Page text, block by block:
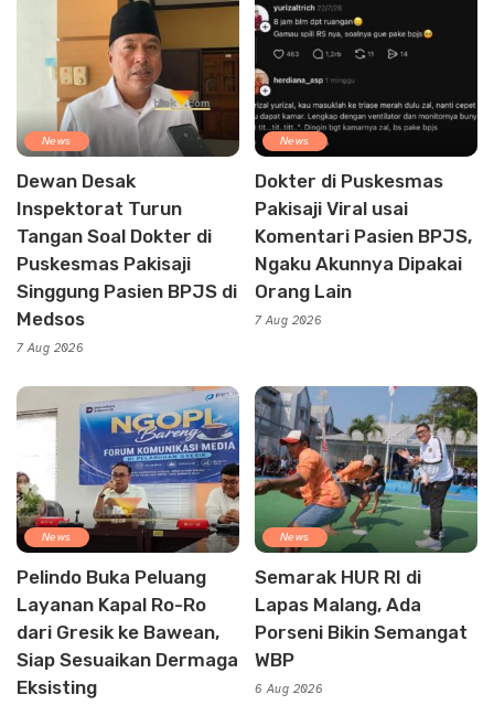
News
Dewan Desak
Inspektorat Turun
Tangan Soal Dokter di
Puskesmas Pakisaji
Singgung Pasien BPJS di
Medsos
7 Aug 2026
News
Dokter di Puskesmas
Pakisaji Viral usai
Komentari Pasien BPJS,
Ngaku Akunnya Dipakai
Orang Lain
7 Aug 2026
News
Pelindo Buka Peluang
Layanan Kapal Ro-Ro
dari Gresik ke Bawean,
Siap Sesuaikan Dermaga
Eksisting
News
Semarak HUR RI di
Lapas Malang, Ada
Porseni Bikin Semangat
WBP
6 Aug 2026